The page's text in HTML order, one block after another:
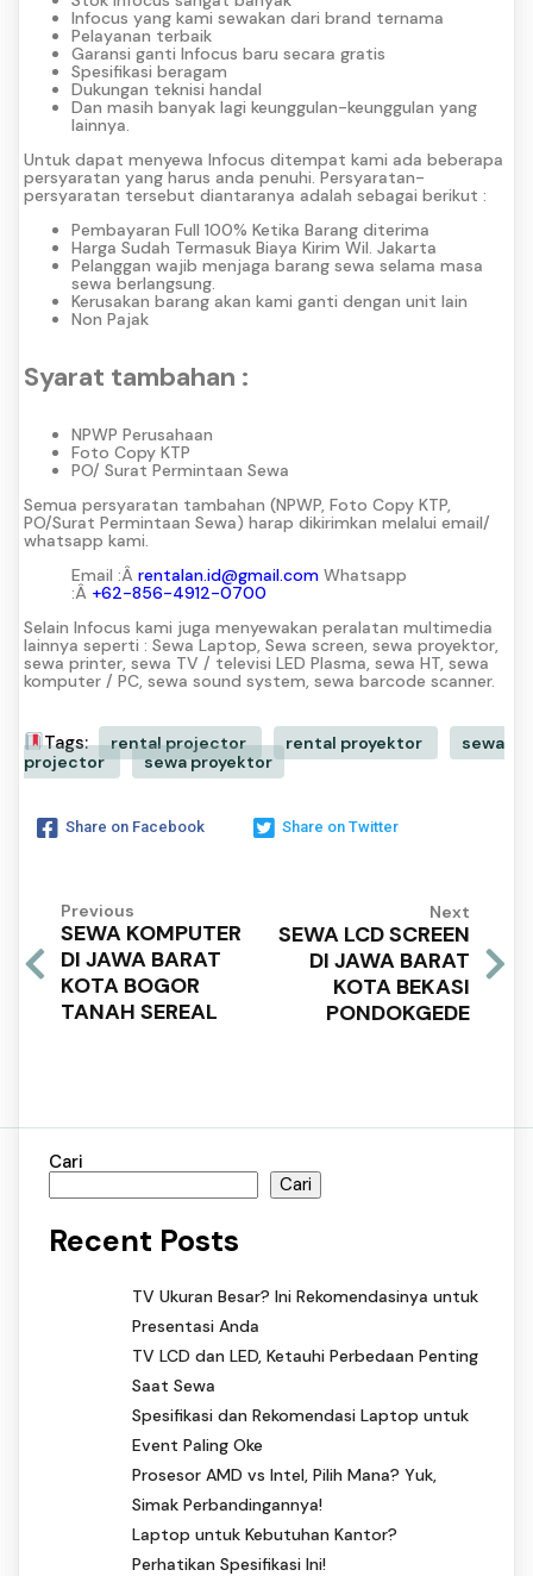
Infocus yang kami sewakan dari brand ternama
Pelayanan terbaik
Garansi ganti Infocus baru secara gratis
Spesifikasi beragam
Dukungan teknisi handal
Dan masih banyak lagi keunggulan-keunggulan yang
lainnya.
Untuk dapat menyewa Infocus ditempat kami ada beberapa
persyaratan yang harus anda penuhi. Persyaratan-
persyaratan tersebut diantaranya adalah sebagai berikut :
Pembayaran Full 100% Ketika Barang diterima
Harga Sudah Termasuk Biaya Kirim Wil. Jakarta
Pelanggan wajib menjaga barang sewa selama masa
sewa berlangsung.
Kerusakan barang akan kami ganti dengan unit lain
Non Pajak
Syarat tambahan :
NPWP Perusahaan
Foto Copy KTP
PO/ Surat Permintaan Sewa
Semua persyaratan tambahan (NPWP, Foto Copy KTP,
PO/Surat Permintaan Sewa) harap dikirimkan melalui email/
whatsapp kami.
Email :Â rentalan.id@gmail.com Whatsapp
:Â +62-856-4912-0700
Selain Infocus kami juga menyewakan peralatan multimedia
lainnya seperti : Sewa Laptop, Sewa screen, sewa proyektor,
sewa printer, sewa TV / televisi LED Plasma, sewa HT, sewa
komputer / PC, sewa sound system, sewa barcode scanner.
Tags: rental projector rental proyektor
sewa
projector
sewa proyektor
Share on Facebook Share on Twitter
Previous
SEWA KOMPUTER
DI JAWA BARAT
KOTA BOGOR
TANAH SEREAL
Next
SEWA LCD SCREEN
DI JAWA BARAT
KOTA BEKASI
PONDOKGEDE
Cari
Cari
Recent Posts
TV Ukuran Besar? Ini Rekomendasinya untuk
Presentasi Anda
TV LCD dan LED, Ketauhi Perbedaan Penting
Saat Sewa
Spesifikasi dan Rekomendasi Laptop untuk
Event Paling Oke
Prosesor AMD vs Intel, Pilih Mana? Yuk,
Simak Perbandingannya!
Laptop untuk Kebutuhan Kantor?
Perhatikan Spesifikasi Ini!